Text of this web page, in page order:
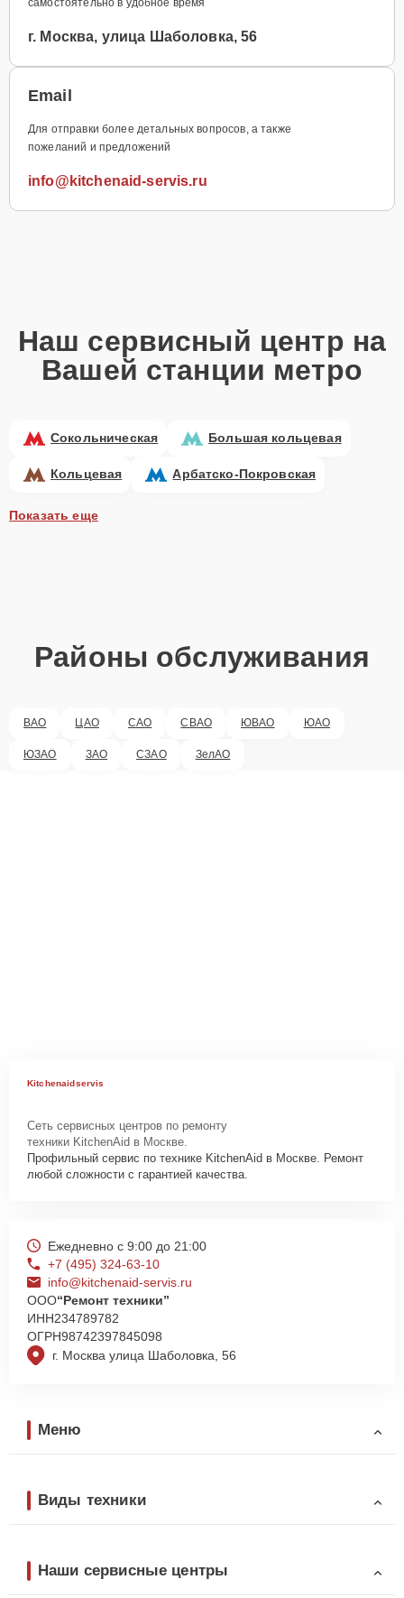
г. Москва, улица Шаболовка, 56
Email
Для отправки более детальных вопросов, а также
пожеланий и предложений
info@kitchenaid-servis.ru
Наш сервисный центр на
Вашей станции метро
Сокольническая Большая кольцевая
Кольцевая Арбатско-Покровская
Показать еще
Районы обслуживания
ВАО ЦАО САО СВАО ЮВАО ЮАО
ЮЗАО ЗАО СЗАО ЗелАО
Kitchenaidservis
Сеть сервисных центров по ремонту
техники KitchenAid в Москве.
Профильный сервис по технике KitchenAid в Москве. Ремонт
любой сложности с гарантией качества.
г. Москва улица Шаболовка, 56
Ежедневно с 9:00 до 21:00
+7 (495) 324-63-10
info@kitchenaid-servis.ru
ООО“Ремонт техники”
ИНН234789782
ОГРН98742397845098
Меню
Виды техники
Наши сервисные центры